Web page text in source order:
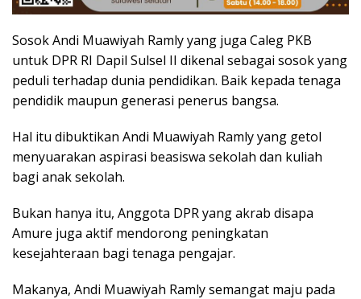
Sosok Andi Muawiyah Ramly yang juga Caleg PKB
untuk DPR RI Dapil Sulsel II dikenal sebagai sosok yang
peduli terhadap dunia pendidikan. Baik kepada tenaga
pendidik maupun generasi penerus bangsa.
Hal itu dibuktikan Andi Muawiyah Ramly yang getol
menyuarakan aspirasi beasiswa sekolah dan kuliah
bagi anak sekolah.
Bukan hanya itu, Anggota DPR yang akrab disapa
Amure juga aktif mendorong peningkatan
kesejahteraan bagi tenaga pengajar.
Makanya, Andi Muawiyah Ramly semangat maju pada